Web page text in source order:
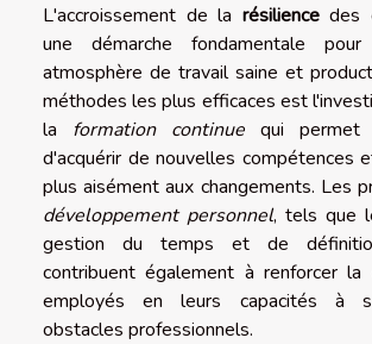
L'accroissement de la résiliencedes
une démarche fondamentale
atmosphère de travail saine et
méthodes les plus efficaces est
la formation continue qui permet
d'acquérir de nouvelles compétences
plus aisément aux changements. Les
développement personnel, tels que
gestion du temps et de
contribuent également à renforcer la
employés en leurs capacités à
obstacles professionnels.